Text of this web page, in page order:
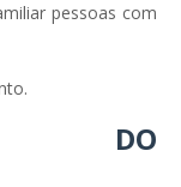
pessoas com
DO